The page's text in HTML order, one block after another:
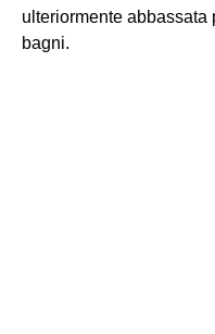
ulteriormente
bagni.